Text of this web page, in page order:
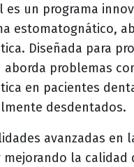
es un programa
estomatognático,
Diseñada para
problemas
en pacientes
desdentados.
avanzadas en
la calidad